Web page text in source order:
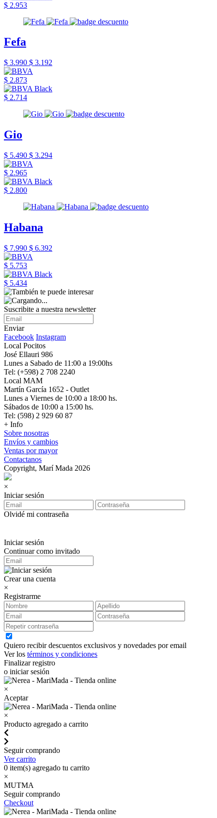
$ 2.953
Fefa
$ 3.990 $ 3.192
$ 2.873
$ 2.714
Gio
$ 5.490 $ 3.294
$ 2.965
$ 2.800
Habana
$ 7.990 $ 6.392
$ 5.753
$ 5.434
Suscribite a nuestra newsletter
Enviar
Facebook Instagram
Local Pocitos
José Ellauri 986
Lunes a Sabado de 11:00 a 19:00hs
Tel: (+598) 2 708 2240
Local MAM
Martín García 1652 - Outlet
Lunes a Viernes de 10:00 a 18:00 hs.
Sábados de 10:00 a 15:00 hs.
Tel: (598) 2 929 60 87
+ Info
Sobre nosotras
Envíos y cambios
Ventas por mayor
Contactanos
Copyright, Marí Mada 2026
×
Iniciar sesión
Olvidé mi contraseña
Iniciar sesión
Continuar como invitado
Crear una cuenta
×
Registrarme
Quiero recibir descuentos exclusivos y novedades por email
Ver los términos y condiciones
Finalizar registro
o iniciar sesión
×
Aceptar
×
Producto agregado a carrito
Seguir comprando
Ver carrito
0 item(s) agregado tu carrito
×
MUTMA
Seguir comprando
Checkout